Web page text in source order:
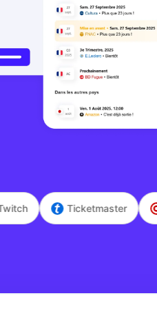
Ticketmaster Target